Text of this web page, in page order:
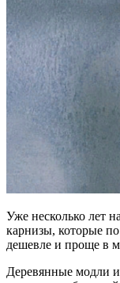
Уже несколько лет
карнизы, которые
дешевле и проще в
Деревянные модли